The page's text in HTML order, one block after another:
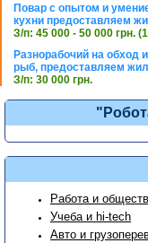
Повар с опытом и
кухни предоставляем
З/п: 45 000 - 50 000 грн.
Разнорабочий на обход
рыб, предоставляем
З/п: 30 000 грн.
Работа и
Учеба и hi-tech
Авто и